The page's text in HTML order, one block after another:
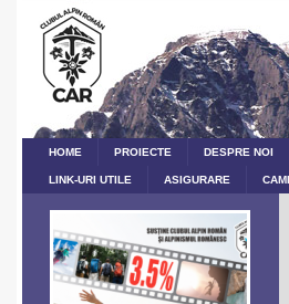
HOME PROIECTE DESPRE NOI
LINK-URI UTILE ASIGURARE